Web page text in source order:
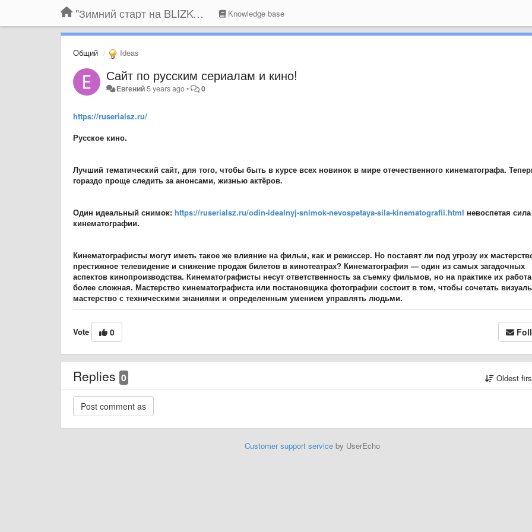
"Зимний старт на BLIZKO.ru". Конкурс компаний Knowledge base
Общий Ideas
Сайт по русским сериалам и кино!
Евгений5 years ago• 0
https://ruserialsz.ru/
Русское кино.
Лучший тематический сайт, для того, чтобы быть в курсе всех новинок в мире отечественного кинематографа.
гораздо проще следить за анонсами, жизнью актёров.
Один идеальный снимок: https://ruserialsz.ru/odin-idealnyj-snimok-nevospetaya-sila-kinematografii.html невоспетая сила
кинематографии.
Кинематографисты могут иметь такое же влияние на фильм, как и режиссер. Но поставят ли под угрозу их
престижное телевидение и снижение продаж билетов в кинотеатрах? Кинематография — один из самых загадочных
аспектов кинопроизводства. Кинематографисты несут ответственность за съемку фильмов, но на практике их работа
более сложная. Мастерство кинематографиста или постановщика фотографии состоит в том, чтобы сочетать
мастерство с техническими знаниями и определенным умением управлять людьми.
Vote 0
Replies 0 Oldest
Customer support serviceby UserEcho